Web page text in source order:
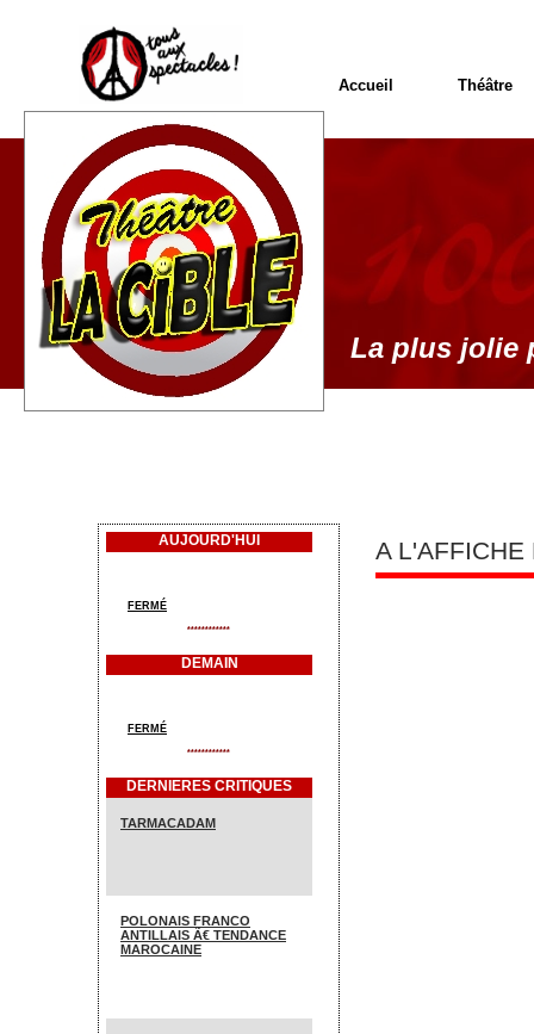
AUJOURD'HUI
FERMÉ
************
DEMAIN
FERMÉ
************
DERNIERES CRITIQUES
TARMACADAM
POLONAIS FRANCO
ANTILLAIS Ã€ TENDANCE
MAROCAINE
La plus jolie
Accueil Théâtre
A L'AFFICHE